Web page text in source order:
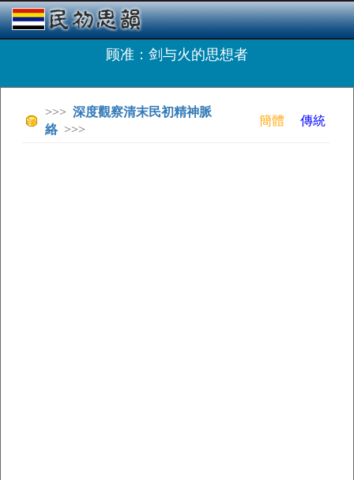
顾准：剑与火的思想者
>>> 深度觀察清末民初精神脈
絡 >>>
簡體 傳統